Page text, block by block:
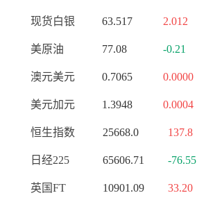
现货白银 63.517 2.012
美原油 77.08 -0.21
澳元美元 0.7065 0.0000
美元加元 1.3948 0.0004
恒生指数 25668.0 137.8
日经225 65606.71 -76.55
英国FT 10901.09 33.20